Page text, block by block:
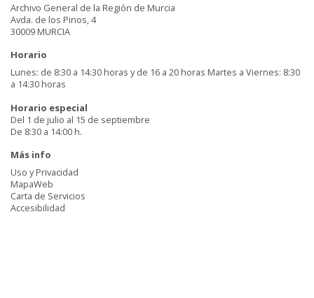
Archivo General de la Región de Murcia
Avda. de los Pinos, 4
30009 MURCIA
Horario
Lunes: de 8:30 a 14:30 horas y de 16 a 20 horas Martes a Viernes: 8:30
a 14:30 horas
Horario especial
Del 1 de julio al 15 de septiembre
De 8:30 a 14:00 h.
Más info
Uso y Privacidad
MapaWeb
Carta de Servicios
Accesibilidad